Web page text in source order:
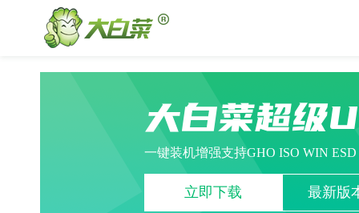
大白菜超级
一键装机增强支持GHO ISO WIN
立即下载 最新版